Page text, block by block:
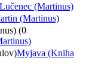
Lučenec (Martinus)
(Martinus)
(0
Myjava (Kniha